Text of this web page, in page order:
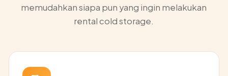
memudahkan siapa pun yang ingin melakukan
rental cold storage.